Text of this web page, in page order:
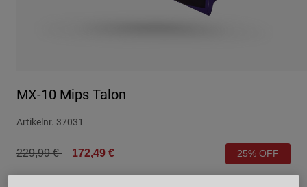
MX-10 Mips Talon
Artikelnr. 37031
Price reduced from
229,99 €to 172,49 € 25% OFF